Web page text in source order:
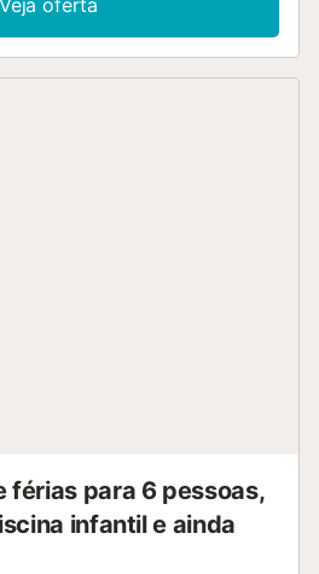
Fi (adequado para
e uma televisão por
Veja oferta
para 6 pessoas,
infantil e ainda